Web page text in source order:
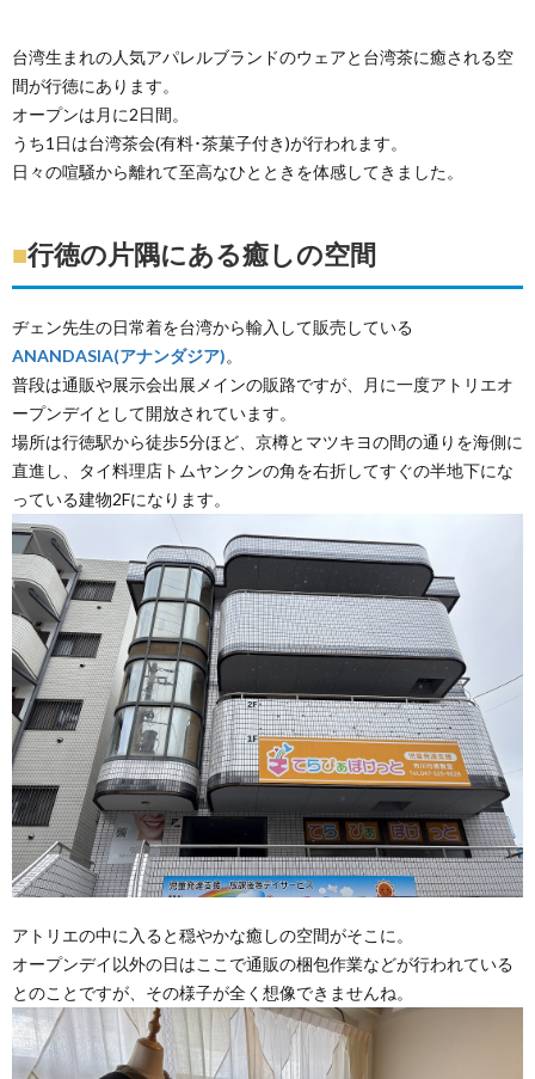
台湾生まれの人気アパレルブランドのウェアと台湾茶に癒される空
間が行徳にあります。
オープンは月に2日間。
うち1日は台湾茶会(有料･茶菓子付き)が行われます。
日々の喧騒から離れて至高なひとときを体感してきました。
■行徳の片隅にある癒しの空間
ヂェン先生の日常着を台湾から輸入して販売している
ANANDASIA(アナンダジア)。
普段は通販や展示会出展メインの販路ですが、月に一度アトリエオ
ープンデイとして開放されています。
場所は行徳駅から徒歩5分ほど、京樽とマツキヨの間の通りを海側に
直進し、タイ料理店トムヤンクンの角を右折してすぐの半地下にな
っている建物2Fになります。
アトリエの中に入ると穏やかな癒しの空間がそこに。
オープンデイ以外の日はここで通販の梱包作業などが行われている
とのことですが、その様子が全く想像できませんね。